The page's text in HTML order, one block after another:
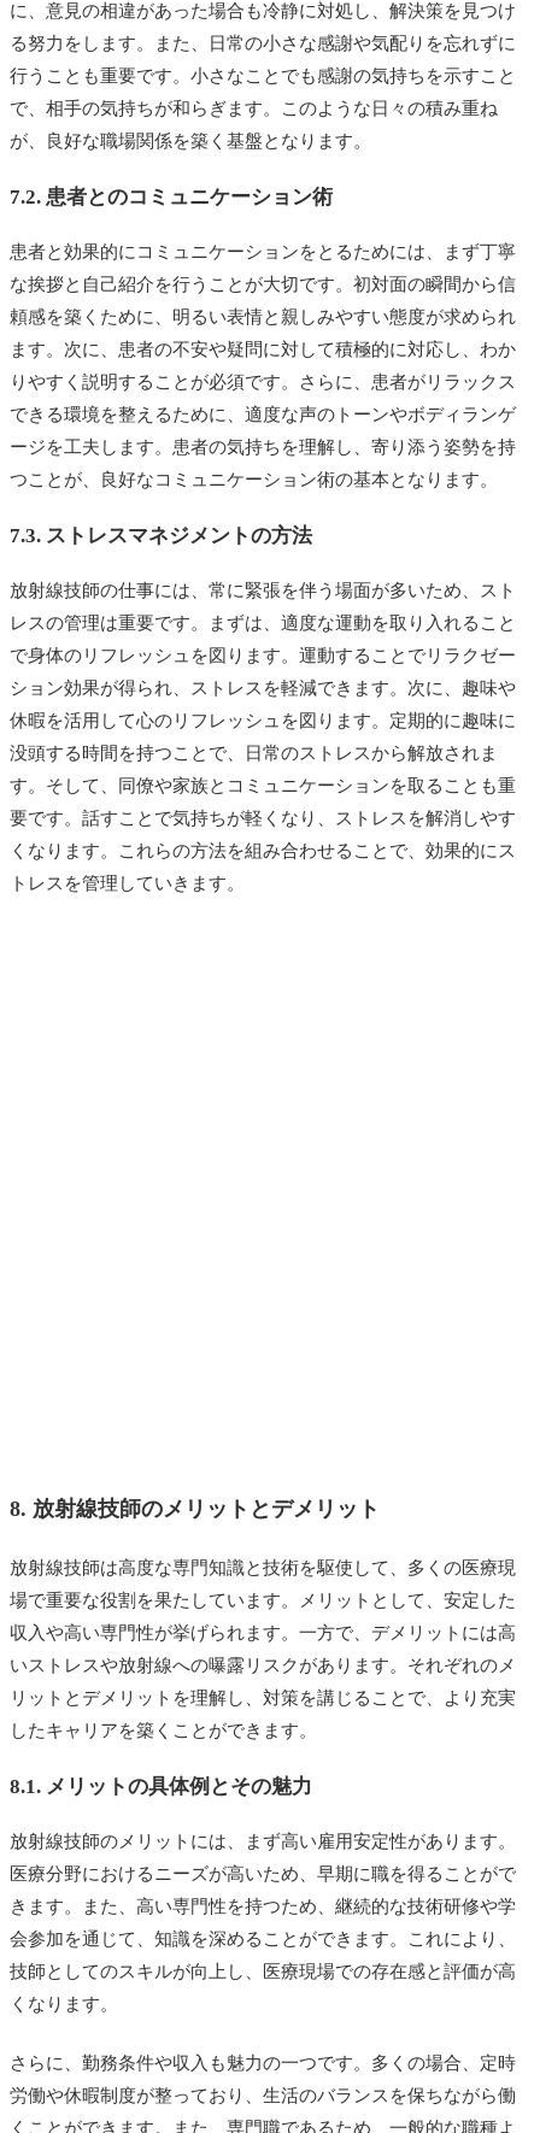
に、意見の相違があった場合も冷静に対処し、解決策を見つけ
る努力をします。また、日常の小さな感謝や気配りを忘れずに
行うことも重要です。小さなことでも感謝の気持ちを示すこと
で、相手の気持ちが和らぎます。このような日々の積み重ね
が、良好な職場関係を築く基盤となります。
7.2. 患者とのコミュニケーション術
患者と効果的にコミュニケーションをとるためには、まず丁寧
な挨拶と自己紹介を行うことが大切です。初対面の瞬間から信
頼感を築くために、明るい表情と親しみやすい態度が求められ
ます。次に、患者の不安や疑問に対して積極的に対応し、わか
りやすく説明することが必須です。さらに、患者がリラックス
できる環境を整えるために、適度な声のトーンやボディランゲ
ージを工夫します。患者の気持ちを理解し、寄り添う姿勢を持
つことが、良好なコミュニケーション術の基本となります。
7.3. ストレスマネジメントの方法
放射線技師の仕事には、常に緊張を伴う場面が多いため、スト
レスの管理は重要です。まずは、適度な運動を取り入れること
で身体のリフレッシュを図ります。運動することでリラクゼー
ション効果が得られ、ストレスを軽減できます。次に、趣味や
休暇を活用して心のリフレッシュを図ります。定期的に趣味に
没頭する時間を持つことで、日常のストレスから解放されま
す。そして、同僚や家族とコミュニケーションを取ることも重
要です。話すことで気持ちが軽くなり、ストレスを解消しやす
くなります。これらの方法を組み合わせることで、効果的にス
トレスを管理していきます。
8. 放射線技師のメリットとデメリット
放射線技師は高度な専門知識と技術を駆使して、多くの医療現
場で重要な役割を果たしています。メリットとして、安定した
収入や高い専門性が挙げられます。一方で、デメリットには高
いストレスや放射線への曝露リスクがあります。それぞれのメ
リットとデメリットを理解し、対策を講じることで、より充実
したキャリアを築くことができます。
8.1. メリットの具体例とその魅力
放射線技師のメリットには、まず高い雇用安定性があります。
医療分野におけるニーズが高いため、早期に職を得ることがで
きます。また、高い専門性を持つため、継続的な技術研修や学
会参加を通じて、知識を深めることができます。これにより、
技師としてのスキルが向上し、医療現場での存在感と評価が高
くなります。
さらに、勤務条件や収入も魅力の一つです。多くの場合、定時
労働や休暇制度が整っており、生活のバランスを保ちながら働
くことができます。また、専門職であるため、一般的な職種よ